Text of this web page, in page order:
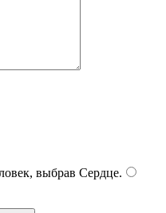
выбрав Сердце.